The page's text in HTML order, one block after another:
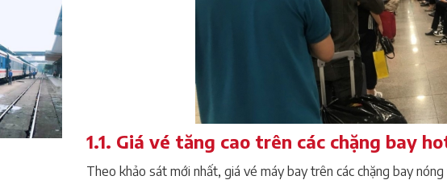
1.1. Giá vé tăng cao trên các chặng bay
Theo khảo sát mới nhất, giá vé máy bay trên các chặng bay